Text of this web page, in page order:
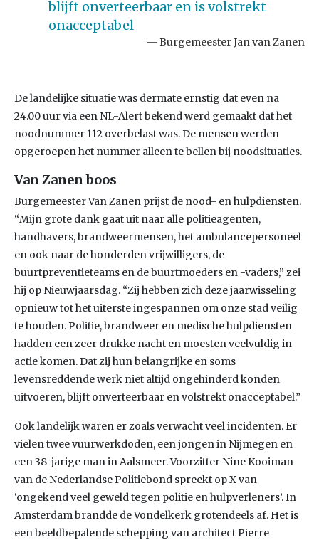
blijft onverteerbaar en is volstrekt
onacceptabel
Burgemeester Jan van Zanen
De landelijke situatie was dermate ernstig dat even na
24.00 uur via een NL-Alert bekend werd gemaakt dat het
noodnummer 112 overbelast was. De mensen werden
opgeroepen het nummer alleen te bellen bij noodsituaties.
Van Zanen boos
Burgemeester Van Zanen prijst de nood- en hulpdiensten.
“Mijn grote dank gaat uit naar alle politieagenten,
handhavers, brandweermensen, het ambulancepersoneel
en ook naar de honderden vrijwilligers, de
buurtpreventieteams en de buurtmoeders en -vaders,” zei
hij op Nieuwjaarsdag. “Zij hebben zich deze jaarwisseling
opnieuw tot het uiterste ingespannen om onze stad veilig
te houden. Politie, brandweer en medische hulpdiensten
hadden een zeer drukke nacht en moesten veelvuldig in
actie komen. Dat zij hun belangrijke en soms
levensreddende werk niet altijd ongehinderd konden
uitvoeren, blijft onverteerbaar en volstrekt onacceptabel.”
Ook landelijk waren er zoals verwacht veel incidenten. Er
vielen twee vuurwerkdoden, een jongen in Nijmegen en
een 38-jarige man in Aalsmeer. Voorzitter Nine Kooiman
van de Nederlandse Politiebond spreekt op X van
‘ongekend veel geweld tegen politie en hulpverleners’. In
Amsterdam brandde de Vondelkerk grotendeels af. Het is
een beeldbepalende schepping van architect Pierre